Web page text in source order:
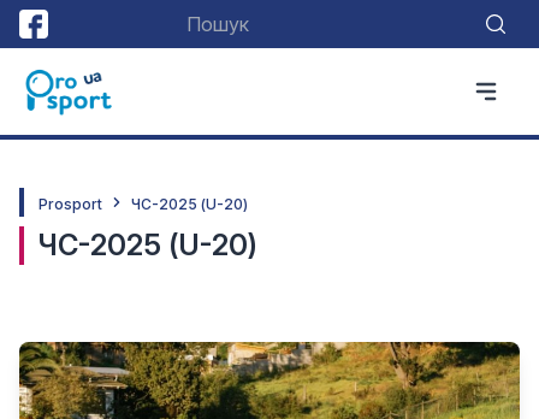
Prosport ЧС-2025 (U-20)
ЧС-2025 (U-20)